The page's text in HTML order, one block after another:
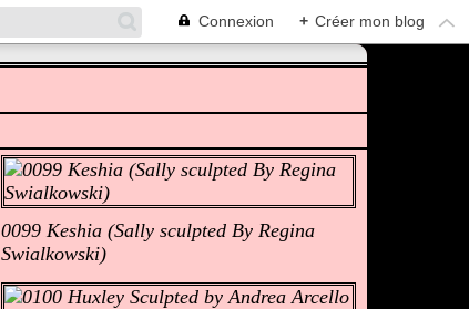
Connexion + Créer mon blog
0099 Keshia (Sally sculpted By Regina
Swialkowski)